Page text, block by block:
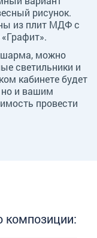
рисунок.
из плит МДФ с
можно
светильники и
кабинете будет
но и вашим
провести